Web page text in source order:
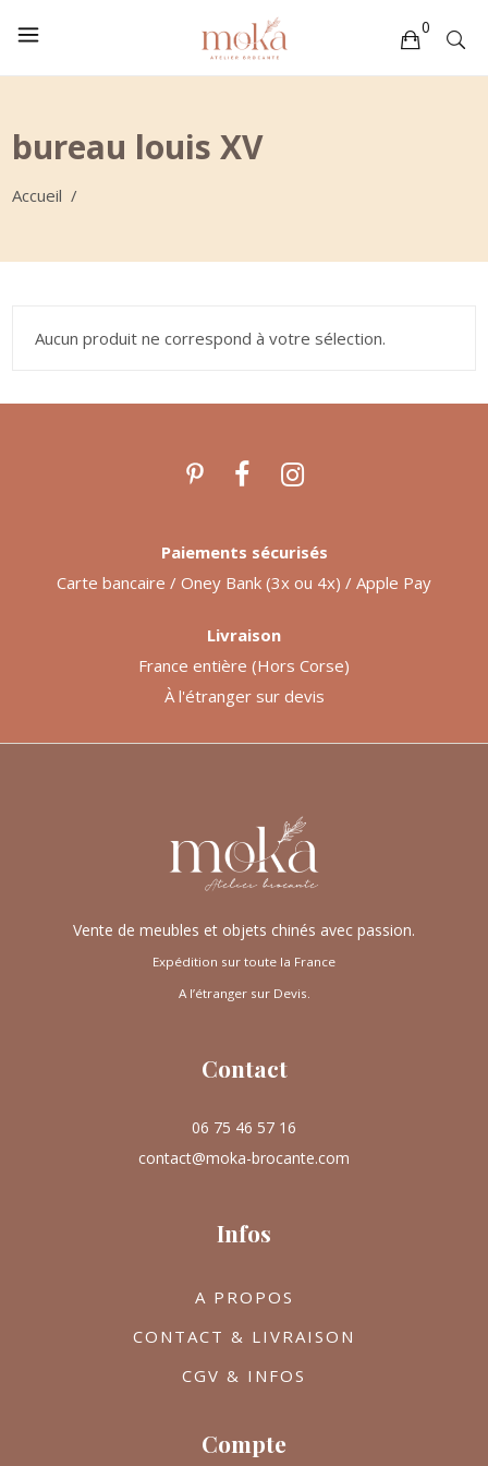
0
bureau louis XV
Accueil /
Aucun produit ne correspond à votre sélection.
Vente de meubles et objets chinés avec passion.
Expédition sur toute la France
A l’étranger sur Devis.
Contact
06 75 46 57 16
contact@moka-brocante.com
Infos
A PROPOS
CONTACT & LIVRAISON
CGV & INFOS
Compte
Paiements sécurisés
Carte bancaire / Oney Bank (3x ou 4x) / Apple Pay
Livraison
France entière (Hors Corse)
À l'étranger sur devis